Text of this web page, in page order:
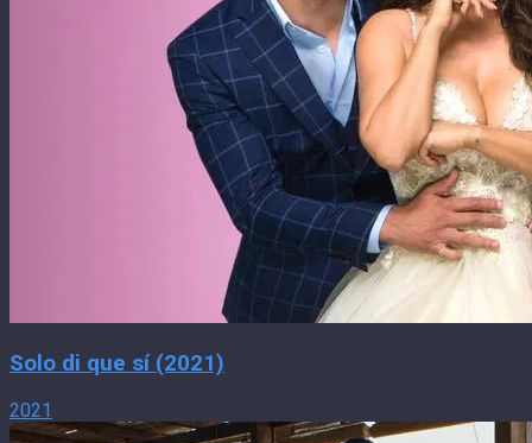
Solo di que sí (2021)
2021